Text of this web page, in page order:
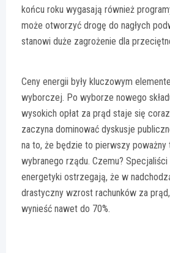
końcu roku wygasają również
może otworzyć drogę do nagłych
stanowi duże zagrożenie dla
Ceny energii były kluczowym
wyborczej. Po wyborze nowego
wysokich opłat za prąd staje się
zaczyna dominować dyskusje
na to, że będzie to pierwszy poważny
wybranego rządu. Czemu?
energetyki ostrzegają, że w
drastyczny wzrost rachunków za
wynieść nawet do 70%.